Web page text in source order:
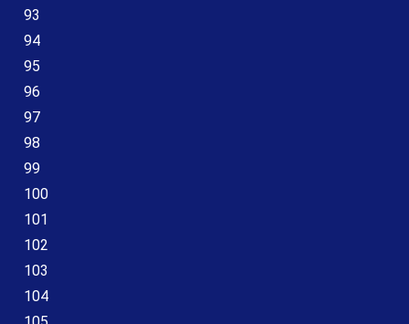
93
94
95
96
97
98
99
100
101
102
103
104